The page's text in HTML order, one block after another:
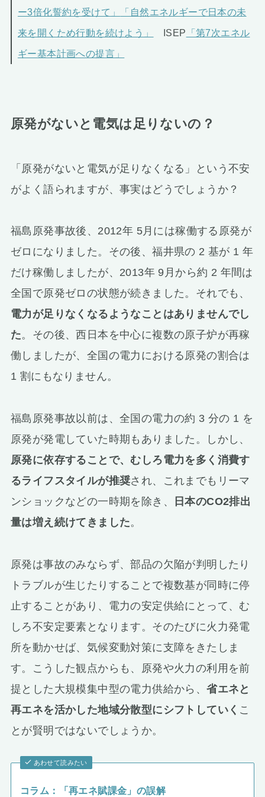
ー3倍化誓約を受けて」
「自然エネルギーで日本の未
来を開くため行動を続けよう」
ISEP 「第7次エネル
ギー基本計画への提言」
原発がないと電気は足りないの？
「原発がないと電気が足りなくなる」という不安
がよく語られますが、事実はどうでしょうか？
福島原発事故後、2012年 5月には稼働する原発が
ゼロになりました。その後、福井県の 2 基が 1 年
だけ稼働しましたが、2013年 9月から約 2 年間は
全国で原発ゼロの状態が続きました。それでも、
電力が足りなくなるようなことはありませんでし
た。その後、西日本を中心に複数の原子炉が再稼
働しましたが、全国の電力における原発の割合は
1 割にもなりません。
福島原発事故以前は、全国の電力の約 3 分の 1 を
原発が発電していた時期もありました。しかし、
原発に依存することで、むしろ電力を多く消費す
るライフスタイルが推奨され、これまでもリーマ
ンショックなどの一時期を除き、
日本のCO2排出
量は増え続けてきました。
原発は事故のみならず、部品の欠陥が判明したり
トラブルが生じたりすることで複数基が同時に停
止することがあり、電力の安定供給にとって、む
しろ不安定要素となります。そのたびに火力発電
所を動かせば、気候変動対策に支障をきたしま
す。こうした観点からも、原発や火力の利用を前
提とした大規模集中型の電力供給から、省エネと
再エネを活かした地域分散型にシフトしていく こ
とが賢明ではないでしょうか。
あわせて読みたい
コラム：「再エネ賦課金」の誤解